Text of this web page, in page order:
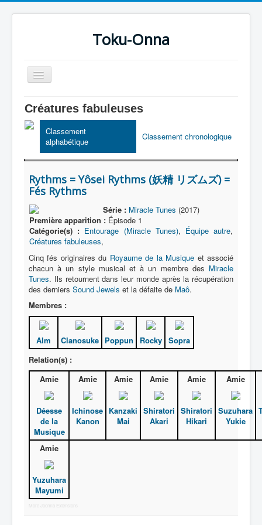
Toku-Onna
Basculer
la
Accueil
Toku-Actrices
Toku-Critiques
Séries
Films
COSAA
Dessins
Artiste Asperger
Lexique
Série
Acteur
Équipe
Personnage
Transformation
Objet
Lieu
Épisode
Référence
Créatures fabuleuses
Classement
alphabétique
Classement chronologique
Rythms = Yôsei Rythms (妖精 リズムズ) =
Fés Rythms
Série : Miracle Tunes (2017)
Première apparition : Épisode 1
Catégorie(s) : Entourage (Miracle Tunes), Équipe autre,
Créatures fabuleuses,
Cinq fés originaires du Royaume de la Musique et associé
chacun à un style musical et à un membre des Miracle
Tunes. Ils retournent dans leur monde après la récupération
des derniers Sound Jewels et la défaite de Maô.
Membres :
Alm Clanosuke Poppun Rocky
Sopra
Relation(s) :
Amie
Déesse
de la
Musique
Amie
Ichinose
Kanon
Amie
Kanzaki
Mai
Amie
Shiratori
Akari
Amie
Shiratori
Hikari
Amie
Suzuhara
Yukie
Amie
Yuzuhara
Mayumi
More Joomla Extensions